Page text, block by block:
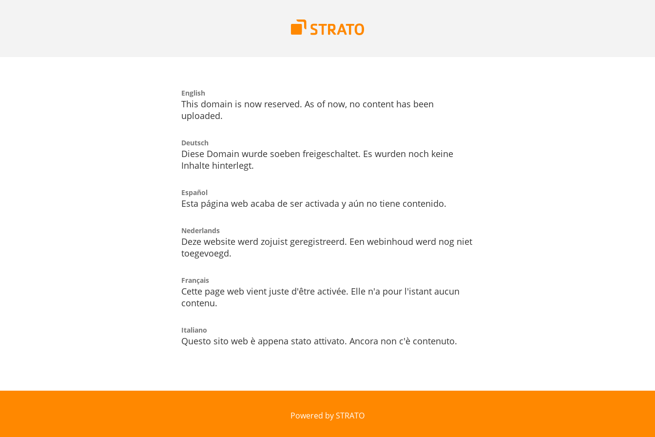
English
This domain is now reserved. As of now, no content has been
uploaded.
Deutsch
Diese Domain wurde soeben freigeschaltet. Es wurden noch keine
Inhalte hinterlegt.
Español
Esta página web acaba de ser activada y aún no tiene contenido.
Nederlands
Deze website werd zojuist geregistreerd. Een webinhoud werd nog niet
toegevoegd.
Français
Cette page web vient juste d'être activée. Elle n'a pour l'istant aucun
contenu.
Italiano
Questo sito web è appena stato attivato. Ancora non c'è contenuto.
Powered by STRATO